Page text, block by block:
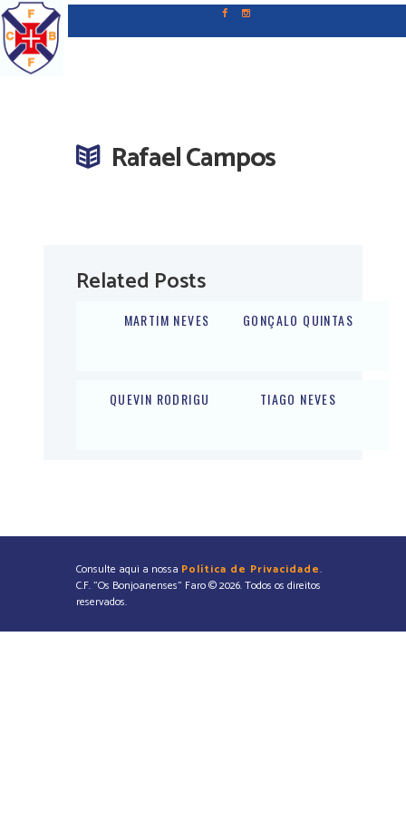
Rafael Campos
Related Posts
MARTIM NEVES GONÇALO QUINTAS
QUEVIN RODRIGUES TIAGO NEVES
Consulte aqui a nossa Política de Privacidade.
C.F. "Os Bonjoanenses" Faro © 2026. Todos os direitos
reservados.